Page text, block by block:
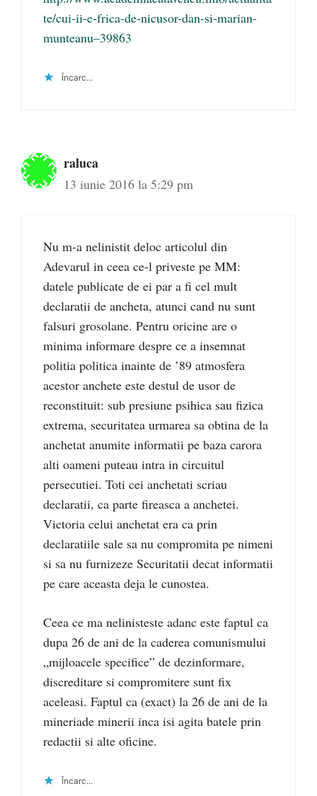
te/cui-ii-e-frica-de-nicusor-dan-si-marian-
munteanu–39863
Încarc...
raluca
13 iunie 2016 la 5:29 pm
Nu m-a nelinistit deloc articolul din
Adevarul in ceea ce-l priveste pe MM:
datele publicate de ei par a fi cel mult
declaratii de ancheta, atunci cand nu sunt
falsuri grosolane. Pentru oricine are o
minima informare despre ce a insemnat
politia politica inainte de ’89 atmosfera
acestor anchete este destul de usor de
reconstituit: sub presiune psihica sau fizica
extrema, securitatea urmarea sa obtina de la
anchetat anumite informatii pe baza carora
alti oameni puteau intra in circuitul
persecutiei. Toti cei anchetati scriau
declaratii, ca parte fireasca a anchetei.
Victoria celui anchetat era ca prin
declaratiile sale sa nu compromita pe nimeni
si sa nu furnizeze Securitatii decat informatii
pe care aceasta deja le cunostea.
Ceea ce ma nelinisteste adanc este faptul ca
dupa 26 de ani de la caderea comunismului
„mijloacele specifice” de dezinformare,
discreditare si compromitere sunt fix
aceleasi. Faptul ca (exact) la 26 de ani de la
mineriade minerii inca isi agita batele prin
redactii si alte oficine.
Încarc...